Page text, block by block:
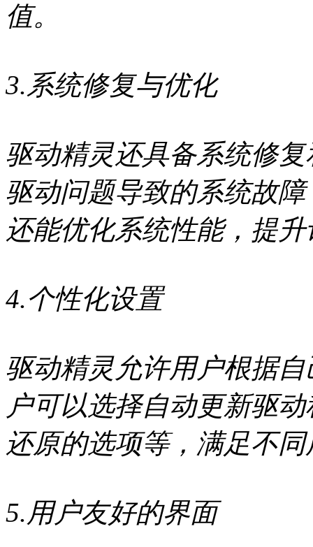
值。
3.系统修复与优化
驱动精灵还具备系统修
驱动问题导致的系统故
还能优化系统性能，提
4.个性化设置
驱动精灵允许用户根据
户可以选择自动更新驱
还原的选项等，满足不
5.用户友好的界面